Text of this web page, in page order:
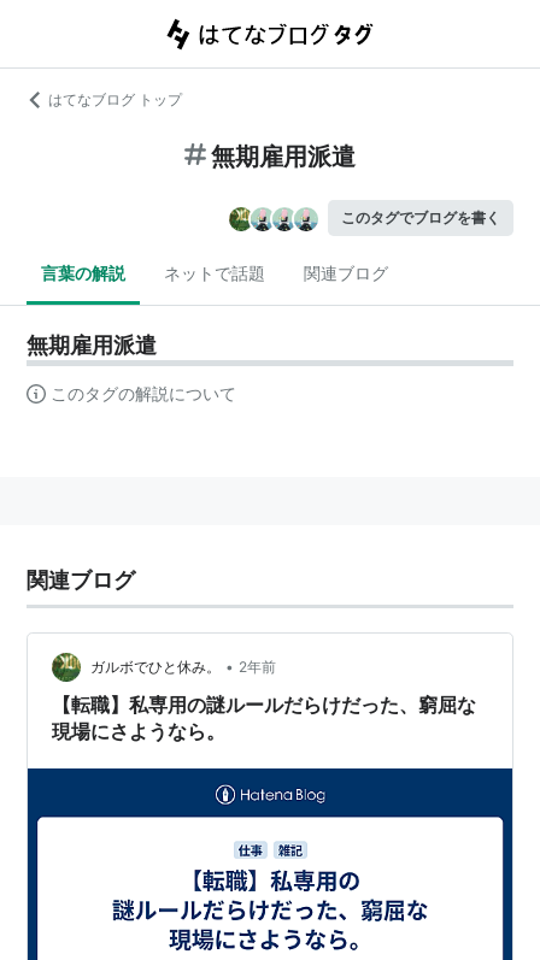
はてなブログ トップ
無期雇用派遣
このタグでブログを書く
言葉の解説 ネットで話題 関連ブログ
無期雇用派遣
このタグの解説について
関連ブログ
ガルボでひと休み。 • 2年前
【転職】私専用の謎ルールだらけだった、窮屈な
現場にさようなら。